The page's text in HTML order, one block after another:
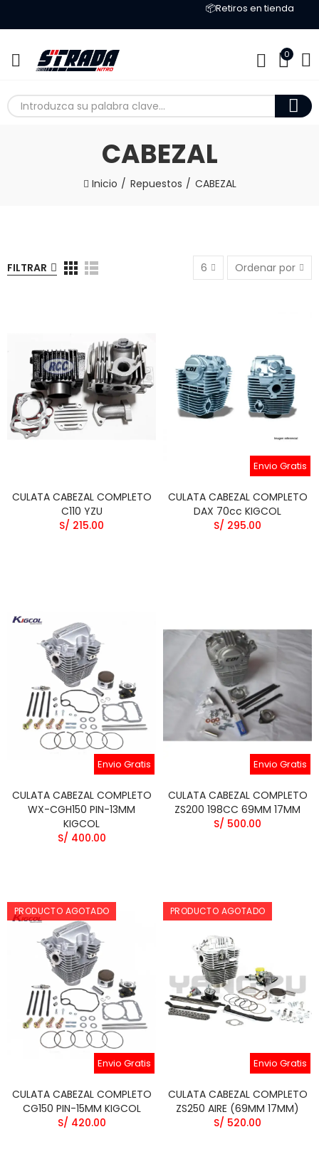
📦Retiros en tienda
0
CABEZAL
Inicio Repuestos CABEZAL
FILTRAR 6 Ordenar por
CULATA CABEZAL COMPLETO
C110 YZU
S/ 215.00
Envio Gratis
CULATA CABEZAL COMPLETO
DAX 70cc KIGCOL
S/ 295.00
Envio Gratis
CULATA CABEZAL COMPLETO
WX-CGH150 PIN-13MM
KIGCOL
S/ 400.00
Envio Gratis
CULATA CABEZAL COMPLETO
ZS200 198CC 69MM 17MM
S/ 500.00
PRODUCTO AGOTADO
Envio Gratis
CULATA CABEZAL COMPLETO
CG150 PIN-15MM KIGCOL
S/ 420.00
PRODUCTO AGOTADO
Envio Gratis
CULATA CABEZAL COMPLETO
ZS250 AIRE (69MM 17MM)
S/ 520.00